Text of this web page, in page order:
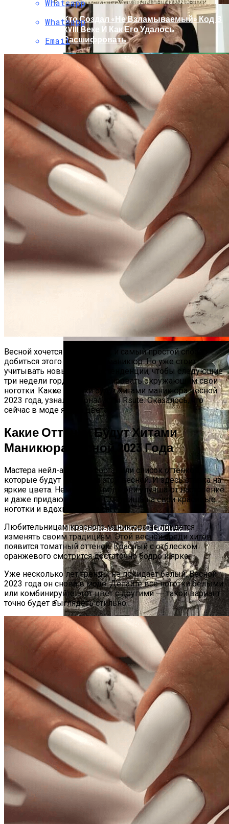
Раскрась Свой Год: Какой Цвет
Принесет Тебе Успех В 2026 Году По
Знаку Зодиака
Ваша Любовь К Оранжевому: Глоток
Энергии Или Сигнал Уставшей Души
Женская Зимняя Обувь: 5 Стильных
Моделей, За Которыми
Выстраиваются В Очереди
Кто Создал «не Взламываемый» Код В
XVIII Веке И Как Его Удалось
Расшифровать
Тайна Происхождения Жизни Скоро
Сергей Марков — О Тайном Цифровом
Суде И Угрозах Искусственного
Интересные Факты О Войнах…
Самая Известная Охота На Ведьм В
Истории: Как Проходил Салемский
Процесс
Whatsapp
Whatsapp
Email
Весной хочется обновления, и самый простой способ
добиться этого ― сделать маникюр. Но уже стоит
учитывать новые модные тенденции, чтобы следующие
три недели гордо демонстрировать окружающим свои
ноготки. Какие оттенки будут хитами маникюра весной
2023 года, узнали журналисты Rsute. Оказалось, что
сейчас в моде яркие цвета.
Какие Оттенки Будут Хитами
Маникюра Весной 2023 Года
Мастера нейл-арта уже составили список оттенков,
которые будут модными этой весной. И здесь ставка на
яркие цвета. Немудрено, ведь они улучшают настроение
и даже придают энергии. Смотришь на свои красивые
ноготки и вдохновляешься.
Любительницам красного маникюра не придется
изменять своим традициям. Этой весной среди хитов
появится томатный оттенок. Красный с отблеском
оранжевого смотрится достаточно бодро и ярко.
Уже несколько лет тренды не покидает белый. Весной
2023 года он снова в моде. Делайте все ноготки белыми
или комбинируйте этот цвет с другими ― такой вариант
точно будет выглядеть стильно.